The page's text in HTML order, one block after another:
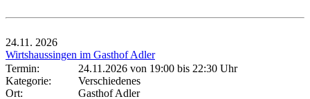
24.11. 2026
Wirtshaussingen im Gasthof Adler
Termin:
24.11.2026 von 19:00 bis 22:30 Uhr
Kategorie:
Verschiedenes
Ort:
Gasthof Adler